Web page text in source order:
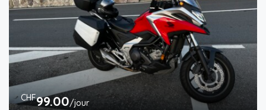
CHF99.00/jour